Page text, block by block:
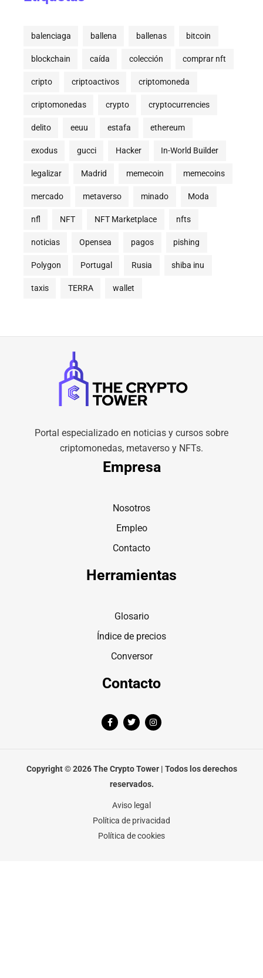
balenciaga ballena ballenas bitcoin
blockchain caída colección comprar nft
cripto criptoactivos criptomoneda
criptomonedas crypto cryptocurrencies
delito eeuu estafa ethereum
exodus gucci Hacker In-World Builder
legalizar Madrid memecoin memecoins
mercado metaverso minado Moda
nfl NFT NFT Marketplace nfts
noticias Opensea pagos pishing
Polygon Portugal Rusia shiba inu
taxis TERRA wallet
Portal especializado en noticias y cursos sobre
criptomonedas, metaverso y NFTs.
Empresa
Nosotros
Empleo
Contacto
Herramientas
Glosario
Índice de precios
Conversor
Contacto
F
a
o
-
T
w
r
I
n
r
m
Copyright © 2026 The Crypto Tower | Todos los derechos
reservados.
Aviso legal
Política de privacidad
Política de cookies